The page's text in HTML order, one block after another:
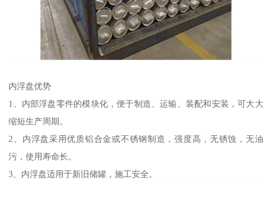
内浮盘优势
1、内部浮盘零件的模块化，便于制造、运输、装配和安装，可大大
缩短生产周期。
2、内浮盘采用优质铝合金或不锈钢制造，强度高，无锈蚀，无油
污，使用寿命长。
3、内浮盘适用于新旧储罐，施工安全。